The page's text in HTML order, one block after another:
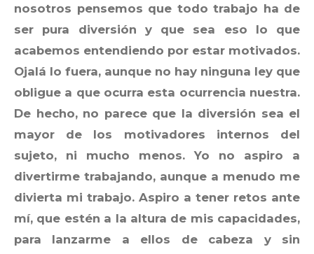
nosotros pensemos que todo trabajo ha de
ser pura diversión y que sea eso lo que
acabemos entendiendo por estar motivados.
Ojalá lo fuera, aunque no hay ninguna ley que
obligue a que ocurra esta ocurrencia nuestra.
De hecho, no parece que la diversión sea el
mayor de los motivadores internos del
sujeto, ni mucho menos. Yo no aspiro a
divertirme trabajando, aunque a menudo me
divierta mi trabajo. Aspiro a tener retos ante
mí, que estén a la altura de mis capacidades,
para lanzarme a ellos de cabeza y sin